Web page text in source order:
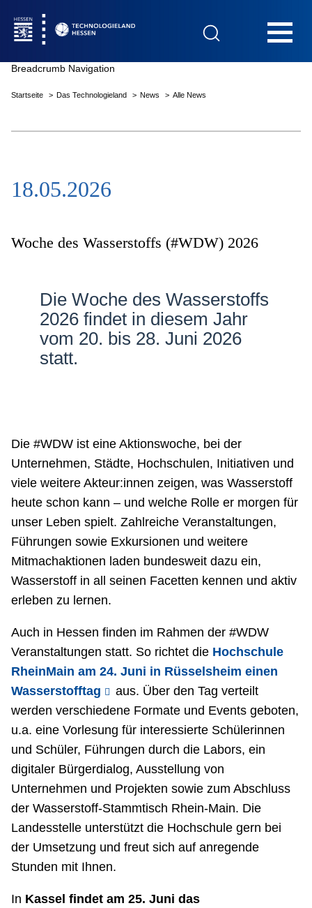
Das Technologieland
Innovationsfelder
Netzwerke
Breadcrumb Navigation
Startseite Das Technologieland News Alle News
18.05.2026
Woche des Wasserstoffs (#WDW) 2026
Die Woche des Wasserstoffs
2026 findet in diesem Jahr
vom 20. bis 28. Juni 2026
statt.
Die #WDW ist eine Aktionswoche, bei der
Unternehmen, Städte, Hochschulen, Initiativen und
viele weitere Akteur:innen zeigen, was Wasserstoff
heute schon kann – und welche Rolle er morgen für
unser Leben spielt. Zahlreiche Veranstaltungen,
Führungen sowie Exkursionen und weitere
Mitmachaktionen laden bundesweit dazu ein,
Wasserstoff in all seinen Facetten kennen und aktiv
erleben zu lernen.
Auch in Hessen finden im Rahmen der #WDW
Veranstaltungen statt. So richtet die Hochschule
RheinMain am 24. Juni in Rüsselsheim einen
Wasserstofftag
aus. Über den Tag verteilt
werden verschiedene Formate und Events geboten,
u.a. eine Vorlesung für interessierte Schülerinnen
und Schüler, Führungen durch die Labors, ein
digitaler Bürgerdialog, Ausstellung von
Unternehmen und Projekten sowie zum Abschluss
der Wasserstoff-Stammtisch Rhein-Main. Die
Landesstelle unterstützt die Hochschule gern bei
der Umsetzung und freut sich auf anregende
Stunden mit Ihnen.
In Kassel findet am 25. Juni das